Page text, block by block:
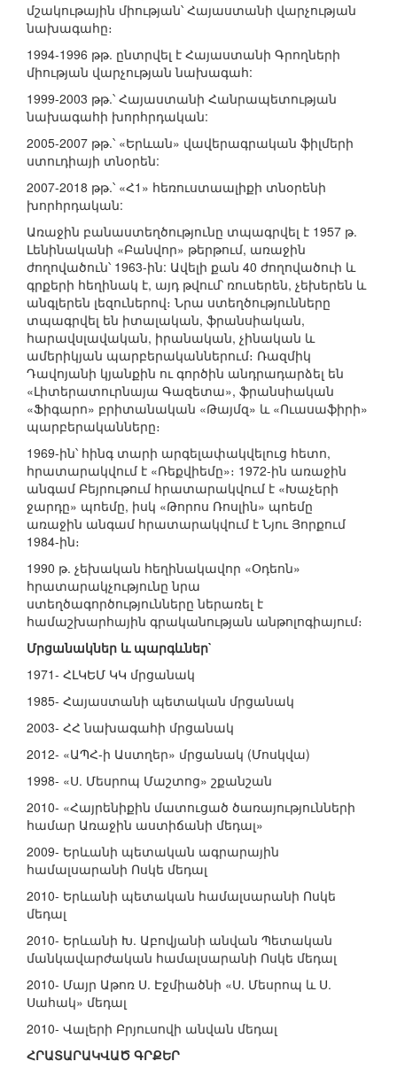
մշակութային միության՝ Հայաստանի վարչության
նախագահը։
1994-1996 թթ. ընտրվել է Հայաստանի Գրողների
միության վարչության նախագահ:
1999-2003 թթ.՝ Հայաստանի Հանրապետության
նախագահի խորհրդական:
2005-2007 թթ.՝ «Երևան» վավերագրական ֆիլմերի
ստուդիայի տնօրեն:
2007-2018 թթ.՝ «Հ1» հեռուստաալիքի տնօրենի
խորհրդական:
Առաջին բանաստեղծությունը տպագրվել է 1957 թ.
Լենինականի «Բանվոր» թերթում, առաջին
ժողովածուն՝ 1963-ին: Ավելի քան 40 ժողովածուի և
գրքերի հեղինակ է, այդ թվում՝ ռուսերեն, չեխերեն և
անգլերեն լեզուներով։ Նրա ստեղծությունները
տպագրվել են իտալական, ֆրանսիական,
հարավսլավական, իրանական, չինական և
ամերիկյան պարբերականներում։ Ռազմիկ
Դավոյանի կյանքին ու գործին անդրադարձել են
«Լիտերատուրնայա Գազետա», ֆրանսիական
«Ֆիգարո» բրիտանական «Թայմզ» և «Ուասաֆիրի»
պարբերականները։
1969-ին՝ հինգ տարի արգելափակվելուց հետո,
հրատարակվում է «Ռեքվիեմը»։ 1972-ին առաջին
անգամ Բեյրութում հրատարակվում է «Խաչերի
ջարդը» պոեմը, իսկ «Թորոս Ռոսլին» պոեմը
առաջին անգամ հրատարակվում է Նյու Յորքում
1984-ին։
1990 թ. չեխական հեղինակավոր «Օդեոն»
հրատարակչությունը նրա
ստեղծագործությունները ներառել է
համաշխարհային գրականության անթոլոգիայում։
Մրցանակներ և պարգևներ`
1971- ՀԼԿԵՄ ԿԿ մրցանակ
1985- Հայաստանի պետական մրցանակ
2003- ՀՀ նախագահի մրցանակ
2012- «ԱՊՀ-ի Աստղեր» մրցանակ (Մոսկվա)
1998- «Ս. Մեսրոպ Մաշտոց» շքանշան
2010- «Հայրենիքին մատուցած ծառայությունների
համար Առաջին աստիճանի մեդալ»
2009- Երևանի պետական ագրարային
համալսարանի Ոսկե մեդալ
2010- Երևանի պետական համալսարանի Ոսկե
մեդալ
2010- Երևանի Խ. Աբովյանի անվան Պետական
մանկավարժական համալսարանի Ոսկե մեդալ
2010- Մայր Աթոռ Ս. Էջմիածնի «Ս. Մեսրոպ և Ս.
Սահակ» մեդալ
2010- Վալերի Բրյուսովի անվան մեդալ
ՀՐԱՏԱՐԱԿՎԱԾ ԳՐՔԵՐ